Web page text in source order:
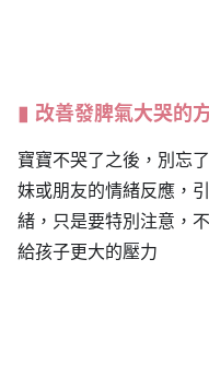
改善發脾氣大哭的
寶寶不哭了之後，別忘
妹或朋友的情緒反應，
緒，只是要特別注意，
給孩子更大的壓力